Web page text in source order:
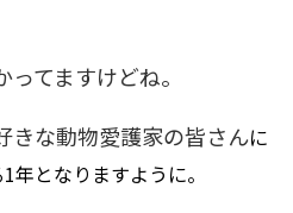
てますけどね。
きな動物愛護家の皆さんに
年となりますように。